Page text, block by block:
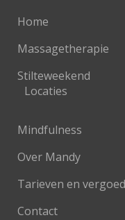
Home
Massagetherapie
Stilteweekend
Locaties
Mindfulness
Over Mandy
Tarieven en
Contact